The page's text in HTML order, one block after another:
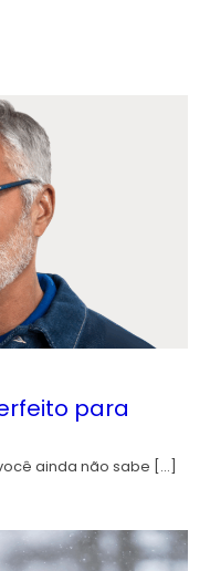
para
ainda não sabe […]